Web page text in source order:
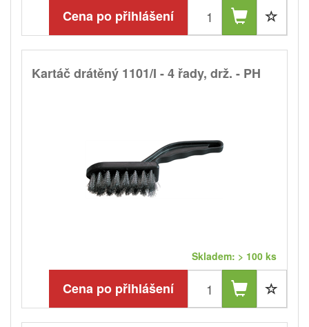
Cena po přihlášení
Kartáč drátěný 1101/I - 4 řady, drž. - PH
Skladem: > 100 ks
Cena po přihlášení